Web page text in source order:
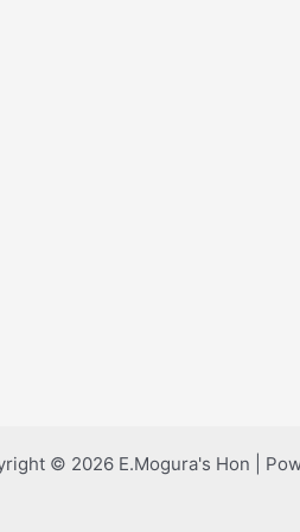
© 2026 E.Mogura's Hon |